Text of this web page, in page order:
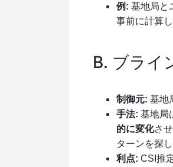
例: 基地局と
事前に計算
B. ブライ
制御元: 基地
手法: 基地局
的に変化さ
ターンを探
利点: CSI推